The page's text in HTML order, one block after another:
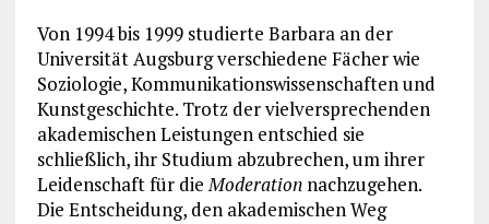
Von 1994 bis 1999 studierte Barbara an der
Universität Augsburg verschiedene Fächer wie
Soziologie, Kommunikationswissenschaften und
Kunstgeschichte. Trotz der vielversprechenden
akademischen Leistungen entschied sie
schließlich, ihr Studium abzubrechen, um ihrer
Leidenschaft für die Moderationnachzugehen.
Die Entscheidung, den akademischen Weg